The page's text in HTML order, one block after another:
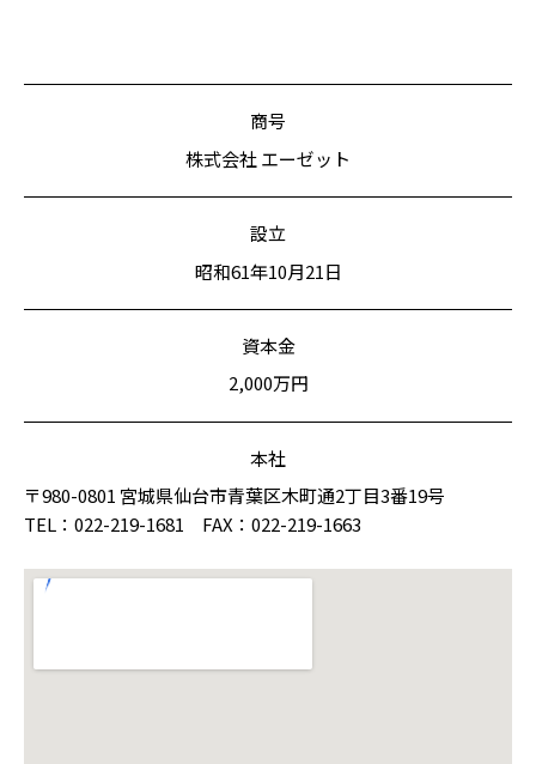
商号
株式会社 エーゼット
設立
昭和61年10月21日
資本金
2,000万円
本社
〒980-0801 宮城県仙台市青葉区木町通2丁目3番19号
TEL：022-219-1681 FAX：022-219-1663